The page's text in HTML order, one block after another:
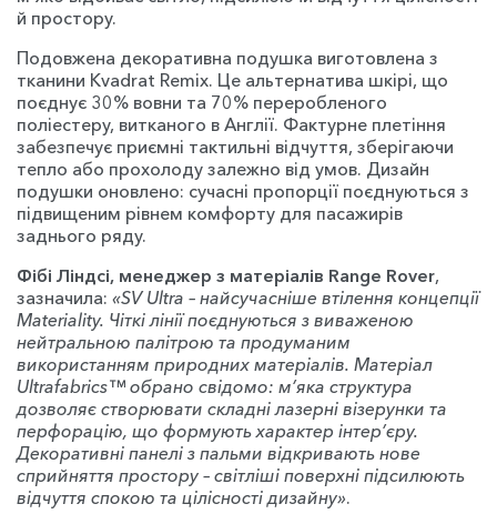
й простору.
Подовжена декоративна подушка виготовлена з
тканини Kvadrat Remix. Це альтернатива шкірі, що
поєднує 30% вовни та 70% переробленого
поліестеру, витканого в Англії. Фактурне плетіння
забезпечує приємні тактильні відчуття, зберігаючи
тепло або прохолоду залежно від умов. Дизайн
подушки оновлено: сучасні пропорції поєднуються з
підвищеним рівнем комфорту для пасажирів
заднього ряду.
Фібі Ліндсі, менеджер з матеріалів Range Rover,
зазначила: «SV Ultra – найсучасніше втілення концепції
Materiality. Чіткі лінії поєднуються з виваженою
нейтральною палітрою та продуманим
використанням природних матеріалів. Матеріал
Ultrafabrics™ обрано свідомо: м’яка структура
дозволяє створювати складні лазерні візерунки та
перфорацію, що формують характер інтер’єру.
Декоративні панелі з пальми відкривають нове
сприйняття простору – світліші поверхні підсилюють
відчуття спокою та цілісності дизайну».